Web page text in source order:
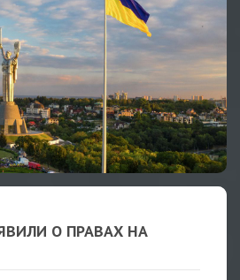
О ПРАВАХ НА